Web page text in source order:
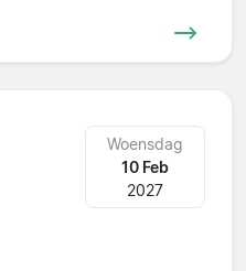
Woensdag
10 Feb
2027